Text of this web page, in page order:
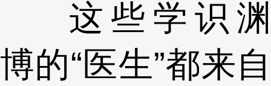
这些学识渊
博的“医生”都来自